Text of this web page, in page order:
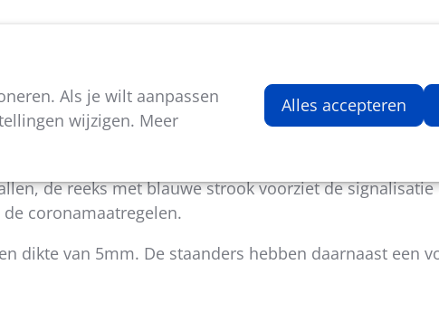
Als je wilt aanpassen
wijzigen. Meer
Alles accepteren
en sporthalbezoek: dat is de bedoeling van onze
de reeks met blauwe strook voorziet de signalisatie
coronamaatregelen.
dikte van 5mm. De staanders hebben daarnaast een